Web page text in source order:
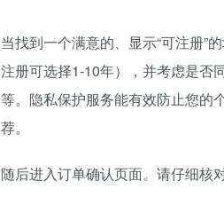
当找到一个满意的、显示“可注册”
注册可选择1-10年），并考虑是否
等。隐私保护服务能有效防止您的
荐。
随后进入订单确认页面。请仔细核